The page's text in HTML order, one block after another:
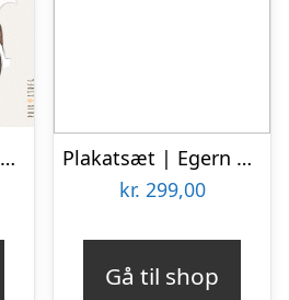
Hipster Ræv Børneplakat
Plakatsæt | Egern og Kanin 30×40 | Medium
kr. 299,00
Gå til shop